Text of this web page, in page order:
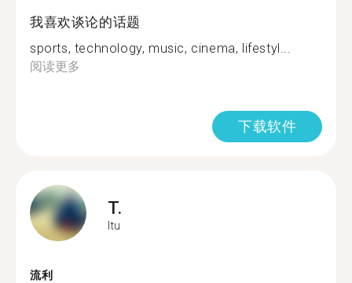
我喜欢谈论的话题
sports, technology, music, cinema, lifestyl...
阅读更多
下载软件
T.
Itu
流利